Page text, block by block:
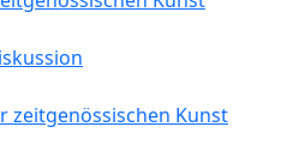
zeitgenössischen Kunst